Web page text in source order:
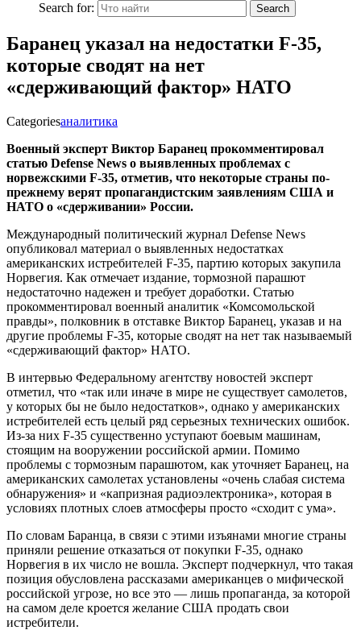
Search for:
Search
Баранец указал на недостатки F-35,
которые сводят на нет
«сдерживающий фактор» НАТО
Categoriesаналитика
Военный эксперт Виктор Баранец прокомментировал
статью Defense News о выявленных проблемах с
норвежскими F-35, отметив, что некоторые страны по-
прежнему верят пропагандистским заявлениям США и
НАТО о «сдерживании» России.
Международный политический журнал Defense News
опубликовал материал о выявленных недостатках
американских истребителей F-35, партию которых закупила
Норвегия. Как отмечает издание, тормозной парашют
недостаточно надежен и требует доработки. Статью
прокомментировал военный аналитик «Комсомольской
правды», полковник в отставке Виктор Баранец, указав и на
другие проблемы F-35, которые сводят на нет так называемый
«сдерживающий фактор» НАТО.
В интервью Федеральному агентству новостей эксперт
отметил, что «так или иначе в мире не существует самолетов,
у которых бы не было недостатков», однако у американских
истребителей есть целый ряд серьезных технических ошибок.
Из-за них F-35 существенно уступают боевым машинам,
стоящим на вооружении российской армии. Помимо
проблемы с тормозным парашютом, как уточняет Баранец, на
американских самолетах установлены «очень слабая система
обнаружения» и «капризная радиоэлектроника», которая в
условиях плотных слоев атмосферы просто «сходит с ума».
По словам Баранца, в связи с этими изъянами многие страны
приняли решение отказаться от покупки F-35, однако
Норвегия в их число не вошла. Эксперт подчеркнул, что такая
позиция обусловлена рассказами американцев о мифической
российской угрозе, но все это — лишь пропаганда, за которой
на самом деле кроется желание США продать свои
истребители.